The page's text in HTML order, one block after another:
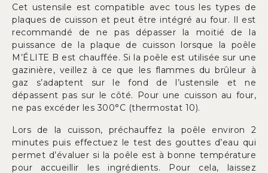
Cet ustensile est compatible avec tous les types de
plaques de cuisson et peut être intégré au four. Il est
recommandé de ne pas dépasser la moitié de la
puissance de la plaque de cuisson lorsque la poêle
M’ÉLITE B est chauffée. Si la poêle est utilisée sur une
gazinière, veillez à ce que les flammes du brûleur à
gaz s’adaptent sur le fond de l’ustensile et ne
dépassent pas sur le côté. Pour une cuisson au four,
ne pas excéder les 300°C (thermostat 10).
Lors de la cuisson, préchauffez la poêle environ 2
minutes puis effectuez le test des gouttes d’eau qui
permet d’évaluer si la poêle est à bonne température
pour accueillir les ingrédients. Pour cela, laissez